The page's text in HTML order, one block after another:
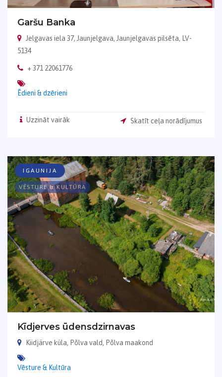
Garšu Banka
Jelgavas iela 37, Jaunjelgava, Jaunjelgavas pilsēta, LV-
5134
+ 371 22061776
Ēdieni & dzērieni
Uzzināt vairāk Skatīt ceļa norādījumus
IGAUNIJA
VĒSTURE & KULTŪRA
Kīdjerves ūdensdzirnavas
Kiidjärve küla, Põlva vald, Põlva maakond
Vēsture & Kultūra